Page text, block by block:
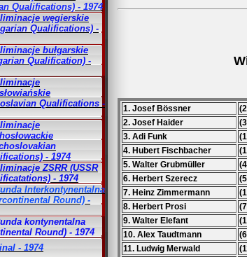
Qualifications) - 1974
węgierskie
Qualifications) -
bułgarskie
Qualification) -
Qualifications -
- 1974
ZSRR (USSR
- 1974
Interkontynentalna
Round) -
kontynentalna
Round) - 1974
- 1974
1. Josef Bössner
2. Josef Haider
3. Adi Funk
4. Hubert Fischbacher
5. Walter Grubmüller
6. Herbert Szerecz
7. Heinz Zimmermann
8. Herbert Prosi
9. Walter Elefant
10. Alex Taudtmann
11. Ludwig Merwald